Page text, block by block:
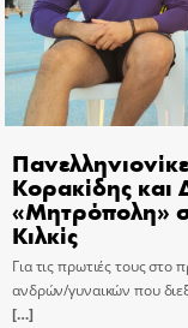
Κορακίδης και
«Μητρόπολη»
Κιλκίς
Για τις πρωτιές τους
ανδρών/γυναικών που
[…]